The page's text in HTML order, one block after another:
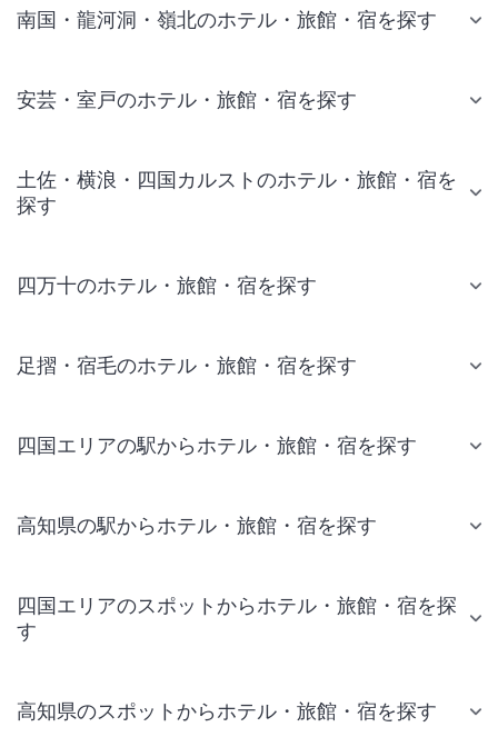
南国・龍河洞・嶺北のホテル・旅館・宿を探す
安芸・室戸のホテル・旅館・宿を探す
土佐・横浪・四国カルストのホテル・旅館・宿を
探す
四万十のホテル・旅館・宿を探す
足摺・宿毛のホテル・旅館・宿を探す
四国エリアの駅からホテル・旅館・宿を探す
高知県の駅からホテル・旅館・宿を探す
四国エリアのスポットからホテル・旅館・宿を探
す
高知県のスポットからホテル・旅館・宿を探す